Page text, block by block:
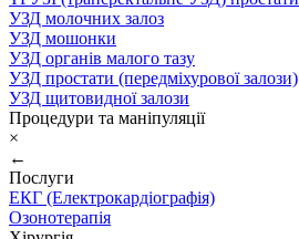
УЗД молочних залоз
УЗД мошонки
УЗД органів малого тазу
УЗД простати (передміхурової залози)
УЗД щитовидної залози
Процедури та маніпуляції
×
←
Послуги
ЕКГ (Електрокардіографія)
Озонотерапія